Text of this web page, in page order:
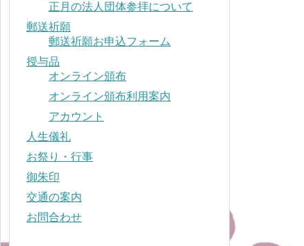
正月の法人団体参拝について
郵送祈願
郵送祈願お申込フォーム
授与品
オンライン頒布
オンライン頒布利用案内
アカウント
人生儀礼
お祭り・行事
御朱印
交通の案内
お問合わせ